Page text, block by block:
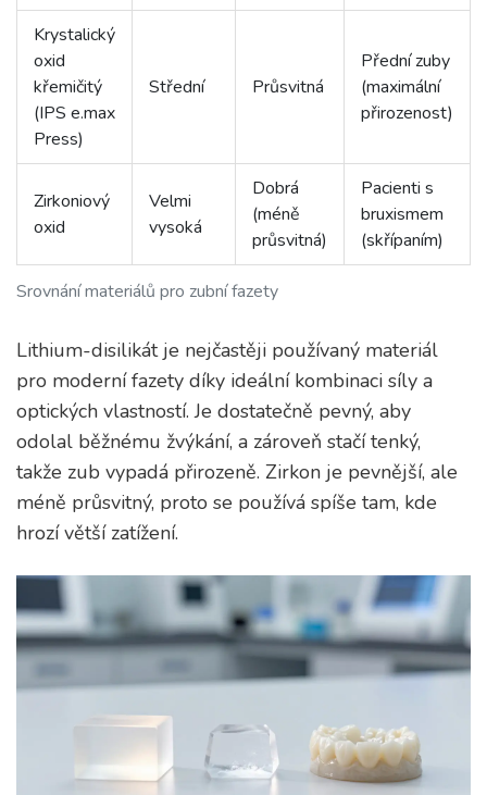
Srovnání materiálů pro zubní fazety
Krystalický
oxid
křemičitý
(IPS e.max
Press)
Střední Průsvitná
Přední zuby
(maximální
přirozenost)
Zirkoniový
oxid
Velmi
vysoká
Dobrá
(méně
průsvitná)
Pacienti s
bruxismem
(skřípaním)
Lithium-disilikátje nejčastěji používaný materiál
pro moderní fazety díky ideální kombinaci síly a
optických vlastností. Je dostatečně pevný, aby
odolal běžnému žvýkání, a zároveň stačí tenký,
takže zub vypadá přirozeně. Zirkon je pevnější, ale
méně průsvitný, proto se používá spíše tam, kde
hrozí větší zatížení.